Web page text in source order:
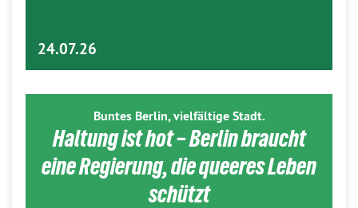
24.07.26
Buntes Berlin, vielfältige Stadt.
Haltung ist hot – Berlin braucht
eine Regierung, die queeres Leben
schützt